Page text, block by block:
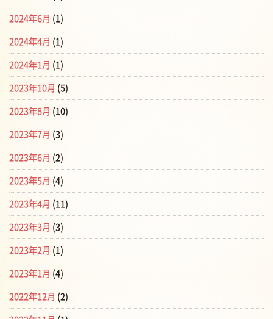
2024年6月 (1)
2024年4月 (1)
2024年1月 (1)
2023年10月 (5)
2023年8月 (10)
2023年7月 (3)
2023年6月 (2)
2023年5月 (4)
2023年4月 (11)
2023年3月 (3)
2023年2月 (1)
2023年1月 (4)
2022年12月 (2)